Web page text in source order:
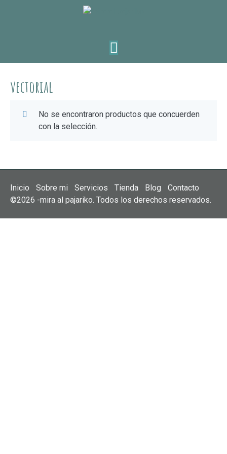
vectorial
No se encontraron productos que concuerden
con la selección.
Inicio Sobre mi Servicios Tienda Blog
Contacto
©2026 -mira al pajariko. Todos los derechos reservados.